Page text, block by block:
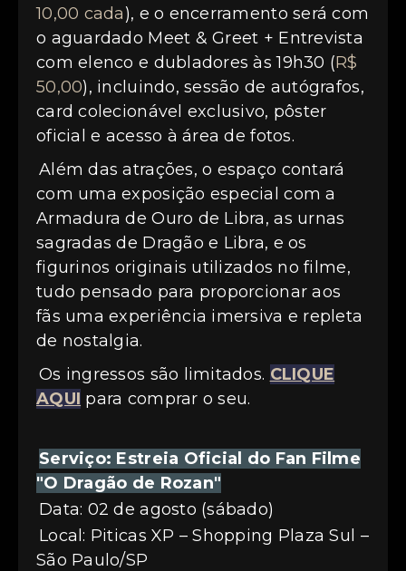
10,00 cada), e o encerramento será com
o aguardado Meet & Greet + Entrevista
com elenco e dubladores às 19h30 (R$
50,00), incluindo, sessão de autógrafos,
card colecionável exclusivo, pôster
oficial e acesso à área de fotos.
Além das atrações, o espaço contará
com uma exposição especial com a
Armadura de Ouro de Libra, as urnas
sagradas de Dragão e Libra, e os
figurinos originais utilizados no filme,
tudo pensado para proporcionar aos
fãs uma experiência imersiva e repleta
de nostalgia.
Os ingressos são limitados. CLIQUE
AQUI para comprar o seu.
Serviço: Estreia Oficial do Fan Filme
"O Dragão de Rozan"
Data: 02 de agosto (sábado)
Local: Piticas XP – Shopping Plaza Sul –
São Paulo/SP